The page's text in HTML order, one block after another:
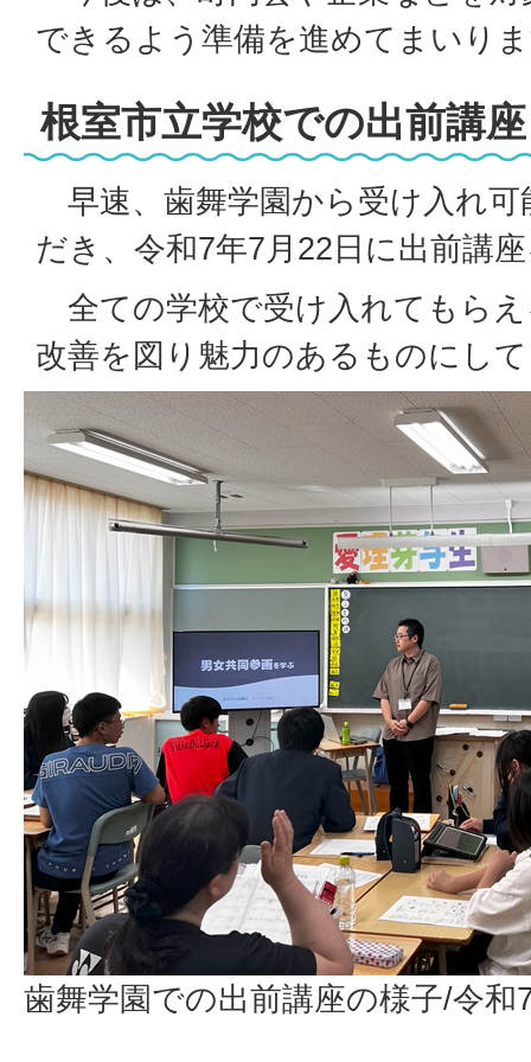
できるよう準備を進めてまいり
根室市立学校での出前講座
早速、歯舞学園から受け入れ
だき、令和7年7月22日に出前講
全ての学校で受け入れてもら
改善を図り魅力のあるものにし
歯舞学園での出前講座の様子/令和